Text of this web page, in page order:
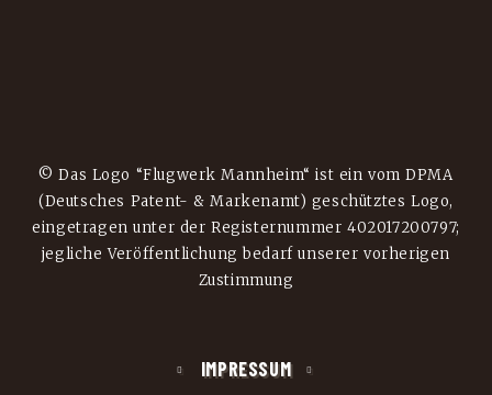
© Das Logo “Flugwerk Mannheim“ ist ein vom DPMA
(Deutsches Patent- & Markenamt) geschütztes Logo,
eingetragen unter der Registernummer 402017200797;
jegliche Veröffentlichung bedarf unserer vorherigen
Zustimmung
IMPRESSUM